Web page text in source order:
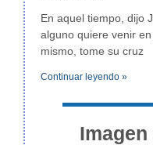
En aquel tiempo, dijo
alguno quiere venir
mismo, tome su cruz
Continuar leyendo »